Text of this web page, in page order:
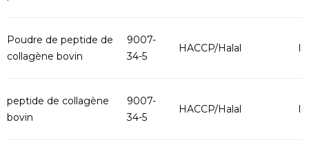
Poudre de peptide de
collagène bovin
9007-
34-5
HACCP/Halal
peptide de collagène
bovin
9007-
34-5
HACCP/Halal